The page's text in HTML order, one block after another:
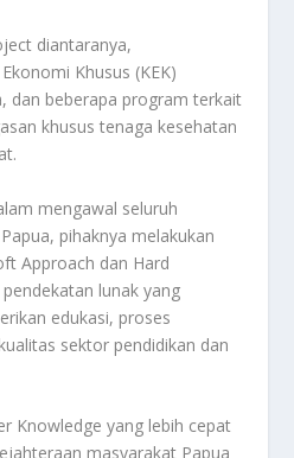
diantaranya,
Khusus (KEK)
dan beberapa program terkait
khusus tenaga kesehatan
mengawal seluruh
pihaknya melakukan
Approach dan Hard
lunak yang
edukasi, proses
sektor pendidikan dan
Knowledge yang lebih cepat
masyarakat Papua